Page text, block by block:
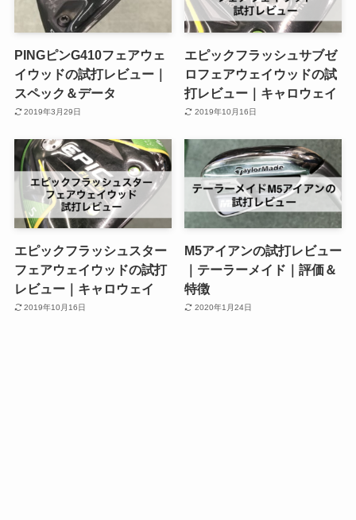
PINGピンG410フェアウェ
イウッドの試打レビュー｜
スペック＆データ
2019年3月29日
エピックフラッシュサブゼ
ロフェアウェイウッドの試
打レビュー｜キャロウェイ
2019年10月16日
エピックフラッシュスター
フェアウェイウッドの試打
レビュー｜キャロウェイ
2019年10月16日
M5アイアンの試打レビュー
｜テーラーメイド｜評価＆
特徴
2020年1月24日